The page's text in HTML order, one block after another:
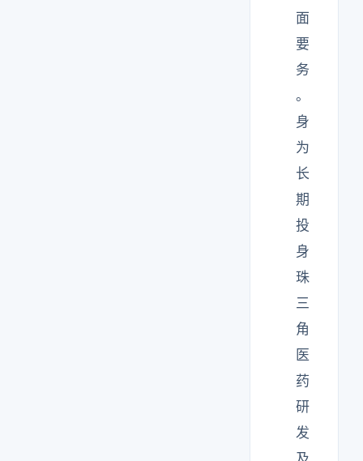
面
要
务
。
身
为
长
期
投
身
珠
三
角
医
药
研
发